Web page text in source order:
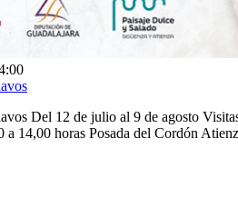
Del 12 de julio al 9 de agosto
a 14,00 horas Posada del Cordón